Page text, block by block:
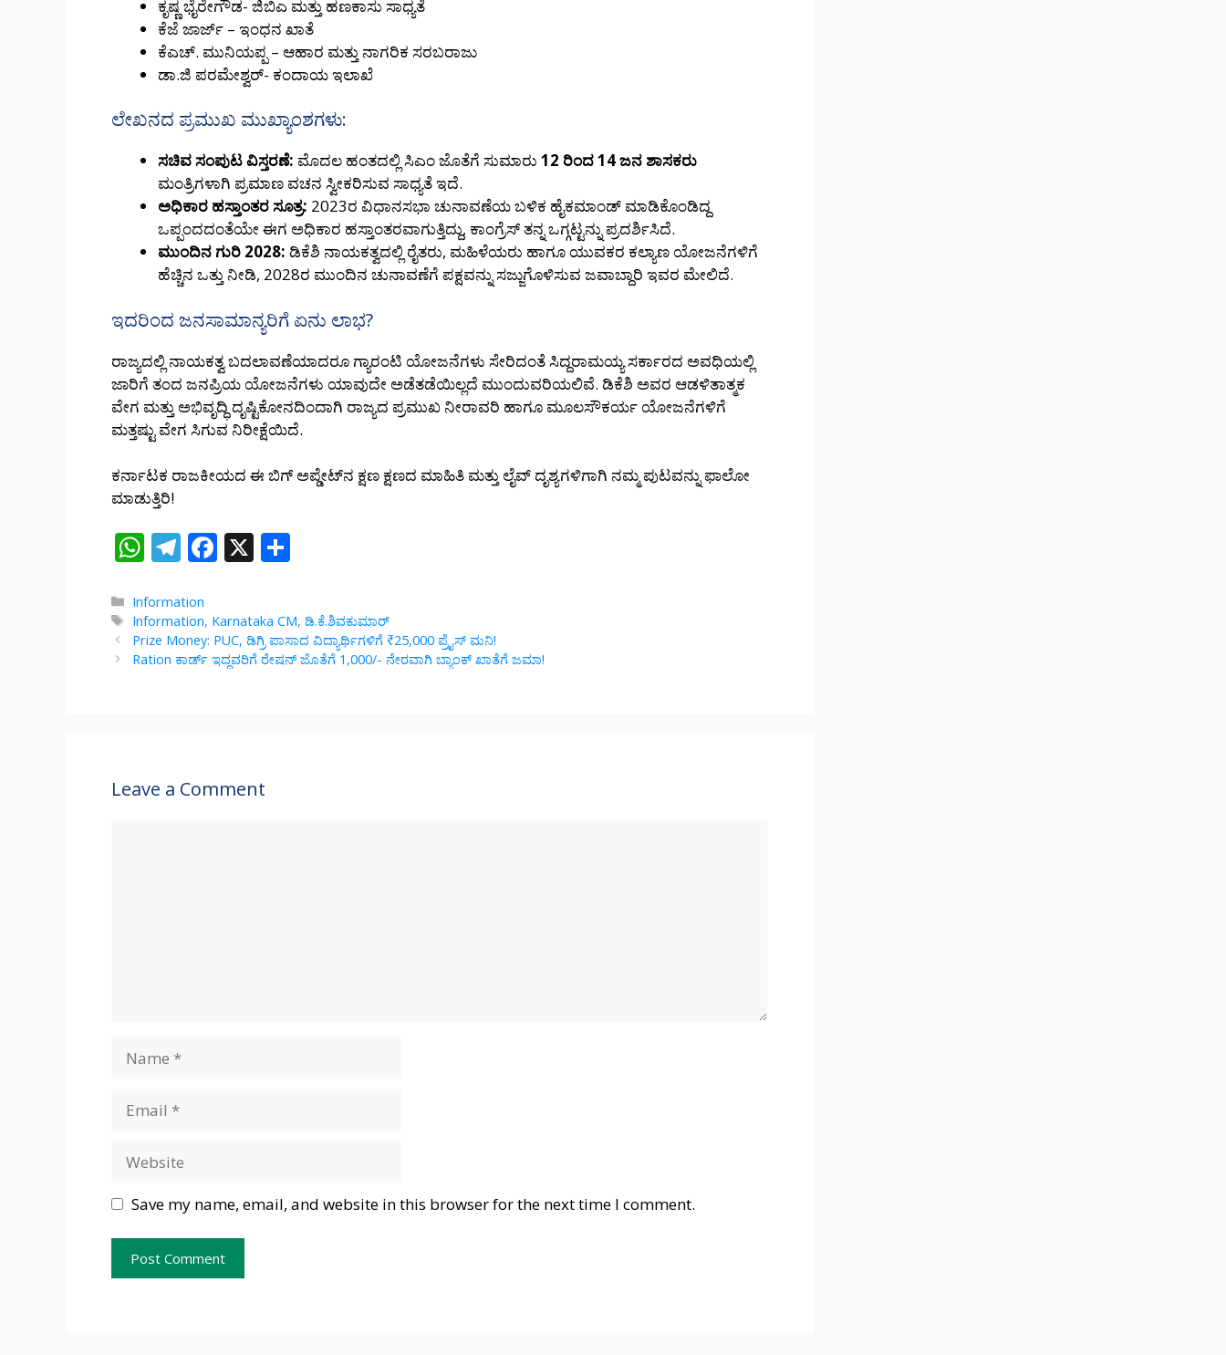
ಕೃಷ್ಣ ಭೈರೇಗೌಡ- ಜಿಬಿಎ ಮತ್ತು ಹಣಕಾಸು ಸಾಧ್ಯತೆ
ಕೆಜೆ ಜಾರ್ಜ್ – ಇಂಧನ ಖಾತೆ
ಕೆಎಚ್. ಮುನಿಯಪ್ಪ – ಆಹಾರ ಮತ್ತು ನಾಗರಿಕ ಸರಬರಾಜು
ಡಾ.ಜಿ ಪರಮೇಶ್ವರ್- ಕಂದಾಯ ಇಲಾಖೆ
ಲೇಖನದ ಪ್ರಮುಖ ಮುಖ್ಯಾಂಶಗಳು:
ಸಚಿವ ಸಂಪುಟ ವಿಸ್ತರಣೆ: ಮೊದಲ ಹಂತದಲ್ಲಿ ಸಿಎಂ ಜೊತೆಗೆ ಸುಮಾರು 12 ರಿಂದ 14 ಜನ ಶಾಸಕರು
ಮಂತ್ರಿಗಳಾಗಿ ಪ್ರಮಾಣ ವಚನ ಸ್ವೀಕರಿಸುವ ಸಾಧ್ಯತೆ ಇದೆ.
ಅಧಿಕಾರ ಹಸ್ತಾಂತರ ಸೂತ್ರ: 2023ರ ವಿಧಾನಸಭಾ ಚುನಾವಣೆಯ ಬಳಿಕ ಹೈಕಮಾಂಡ್ ಮಾಡಿಕೊಂಡಿದ್ದ
ಒಪ್ಪಂದದಂತೆಯೇ ಈಗ ಅಧಿಕಾರ ಹಸ್ತಾಂತರವಾಗುತ್ತಿದ್ದು, ಕಾಂಗ್ರೆಸ್ ತನ್ನ ಒಗ್ಗಟ್ಟನ್ನು ಪ್ರದರ್ಶಿಸಿದೆ.
ಮುಂದಿನ ಗುರಿ 2028: ಡಿಕೆಶಿ ನಾಯಕತ್ವದಲ್ಲಿ ರೈತರು, ಮಹಿಳೆಯರು ಹಾಗೂ ಯುವಕರ ಕಲ್ಯಾಣ ಯೋಜನೆಗಳಿಗೆ
ಹೆಚ್ಚಿನ ಒತ್ತು ನೀಡಿ, 2028ರ ಮುಂದಿನ ಚುನಾವಣೆಗೆ ಪಕ್ಷವನ್ನು ಸಜ್ಜುಗೊಳಿಸುವ ಜವಾಬ್ದಾರಿ ಇವರ ಮೇಲಿದೆ.
ಇದರಿಂದ ಜನಸಾಮಾನ್ಯರಿಗೆ ಏನು ಲಾಭ?
ರಾಜ್ಯದಲ್ಲಿ ನಾಯಕತ್ವ ಬದಲಾವಣೆಯಾದರೂ ಗ್ಯಾರಂಟಿ ಯೋಜನೆಗಳು ಸೇರಿದಂತೆ ಸಿದ್ದರಾಮಯ್ಯ ಸರ್ಕಾರದ ಅವಧಿಯಲ್ಲಿ
ಜಾರಿಗೆ ತಂದ ಜನಪ್ರಿಯ ಯೋಜನೆಗಳು ಯಾವುದೇ ಅಡೆತಡೆಯಿಲ್ಲದೆ ಮುಂದುವರಿಯಲಿವೆ. ಡಿಕೆಶಿ ಅವರ ಆಡಳಿತಾತ್ಮಕ
ವೇಗ ಮತ್ತು ಅಭಿವೃದ್ಧಿ ದೃಷ್ಟಿಕೋನದಿಂದಾಗಿ ರಾಜ್ಯದ ಪ್ರಮುಖ ನೀರಾವರಿ ಹಾಗೂ ಮೂಲಸೌಕರ್ಯ ಯೋಜನೆಗಳಿಗೆ
ಮತ್ತಷ್ಟು ವೇಗ ಸಿಗುವ ನಿರೀಕ್ಷೆಯಿದೆ.
ಕರ್ನಾಟಕ ರಾಜಕೀಯದ ಈ ಬಿಗ್ ಅಪ್ಡೇಟ್‌ನ ಕ್ಷಣ ಕ್ಷಣದ ಮಾಹಿತಿ ಮತ್ತು ಲೈವ್ ದೃಶ್ಯಗಳಿಗಾಗಿ ನಮ್ಮ ಪುಟವನ್ನು ಫಾಲೋ
ಮಾಡುತ್ತಿರಿ!
W
at
s
A
T
e
gr
a
F
b
o
X
e
Categories
Information
Tags
Information, Karnataka CM,ಡಿ.ಕೆ.ಶಿವಕುಮಾರ್
Prize Money: PUC, ಡಿಗ್ರಿ ಪಾಸಾದ ವಿದ್ಯಾರ್ಥಿಗಳಿಗೆ ₹25,000 ಪ್ರೈಸ್ ಮನಿ!
Ration ಕಾರ್ಡ್ ಇದ್ದವರಿಗೆ ರೇಷನ್ ಜೊತೆಗೆ 1,000/- ನೇರವಾಗಿ ಬ್ಯಾಂಕ್ ಖಾತೆಗೆ ಜಮಾ!
Leave a Comment
Save my name, email, and website in this browser for the next time I comment.